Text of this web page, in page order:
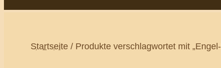
Startseite / Produkte verschlagwortet mit